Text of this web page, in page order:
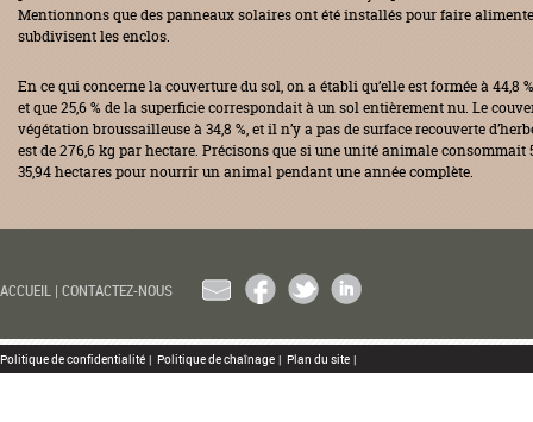
Mentionnons que des panneaux solaires ont été installés pour faire
subdivisent les enclos.
En ce qui concerne la couverture du sol, on a établi qu’elle est formée à 44,8 %
et que 25,6 % de la superficie correspondait à un sol entièrement nu. Le
végétation broussailleuse à 34,8 %, et il n’y a pas de surface recouverte
est de 276,6 kg par hectare. Précisons que si une unité animale consommait
35,94 hectares pour nourrir un animal pendant une année complète.
ACCUEIL | CONTACTEZ-NOUS
Politique de confidentialité | Politique de chaînage | Plan du site |